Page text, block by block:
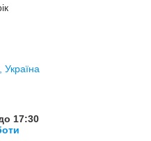
Україна
17:30